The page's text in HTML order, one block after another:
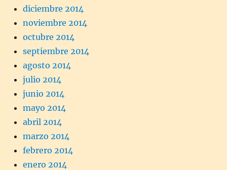
diciembre 2014
noviembre 2014
octubre 2014
septiembre 2014
agosto 2014
julio 2014
junio 2014
mayo 2014
abril 2014
marzo 2014
febrero 2014
enero 2014